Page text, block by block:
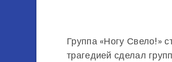
Группа «Ногу Свело!»
трагедией сделал